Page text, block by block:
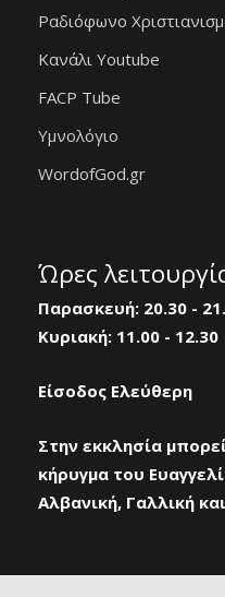
Ραδιόφωνο
Κανάλι Youtube
FACP Tube
Υμνολόγιο
WordofGod.gr
Ώρες
Παρασκευή: 20.30 -
Κυριακή: 11.00 - 12.30
Είσοδος Ελεύθερη
Στην εκκλησία
κήρυγμα του
Αλβανική, Γαλλική